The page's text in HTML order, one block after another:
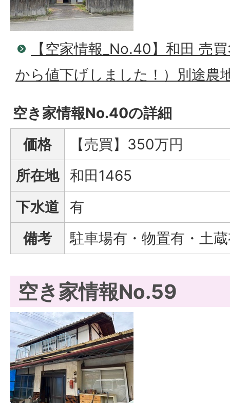
【空家情報_No.40】和田 売
から値下げしました！）別途農
空き家情報No.40の詳細
価格
【売買】350万円
所在地
和田1465
下水道
有
備考
駐車場有・物置有・土
空き家情報No.59